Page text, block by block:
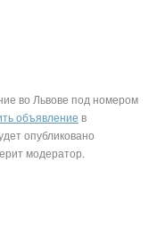
во Львове под номером
объявление в
опубликовано
модератор.